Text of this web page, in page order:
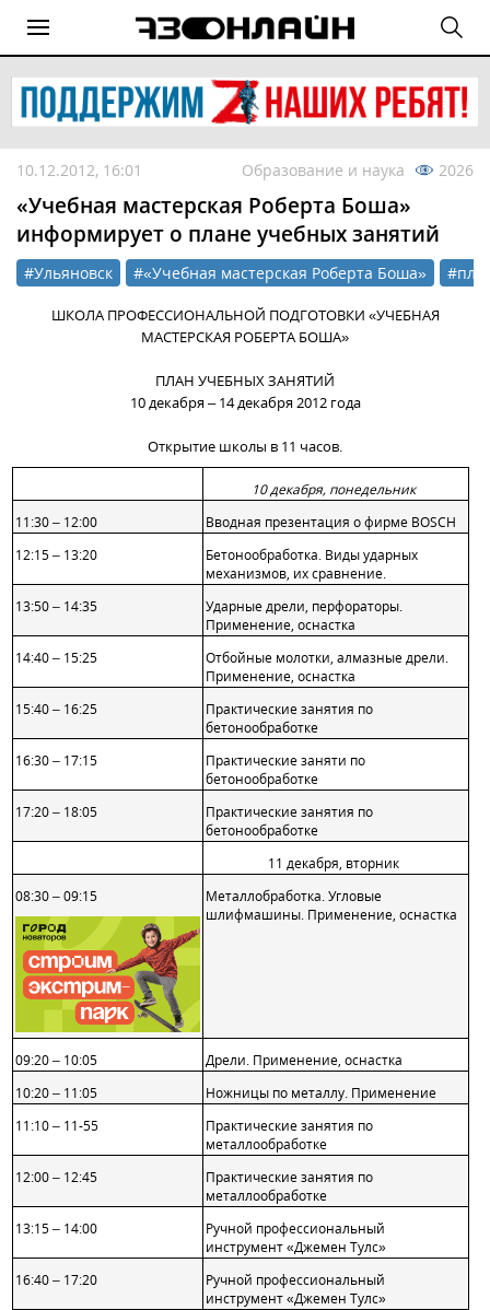
10.12.2012, 16:01 Образование и наука 2026
«Учебная мастерская Роберта Боша»
информирует о плане учебных занятий
#Ульяновск #«Учебная мастерская Роберта Боша»
ШКОЛА ПРОФЕССИОНАЛЬНОЙ ПОДГОТОВКИ «УЧЕБНАЯ
МАСТЕРСКАЯ РОБЕРТА БОША»
ПЛАН УЧЕБНЫХ ЗАНЯТИЙ
10 декабря – 14 декабря 2012 года
Открытие школы в 11 часов.
10 декабря, понедельник
11:30 – 12:00
Вводная презентация о фирме BOSCH
12:15 – 13:20
Бетонообработка. Виды ударных
механизмов, их сравнение.
13:50 – 14:35
Ударные дрели, перфораторы.
Применение, оснастка
14:40 – 15:25
Отбойные молотки, алмазные дрели.
Применение, оснастка
15:40 – 16:25
Практические занятия по
бетонообработке
16:30 – 17:15
Практические заняти по
бетонообработке
17:20 – 18:05
Практические занятия по
бетонообработке
11 декабря, вторник
08:30 – 09:15
Металлобработка. Угловые
шлифмашины. Применение, оснастка
09:20 – 10:05
Дрели. Применение, оснастка
10:20 – 11:05
Ножницы по металлу. Применение
11:10 – 11-55
Практические занятия по
металлообработке
12:00 – 12:45
Практические занятия по
металлообработке
13:15 – 14:00
Ручной профессиональный
инструмент «Джемен Тулс»
16:40 – 17:20
Ручной профессиональный
инструмент «Джемен Тулс»